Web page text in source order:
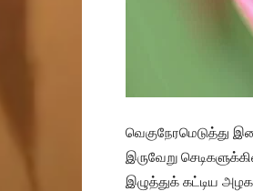
வெகுநேரமெடுத்து
இருவேறு
இழுத்துக் கட்டிய